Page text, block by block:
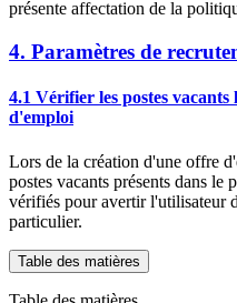
présente affectation de la
4. Paramètres de
4.1 Vérifier les postes
d'emploi
Lors de la création d'une offre
postes vacants présents dans le
vérifiés pour avertir l'utilisateur
particulier.
Table des matières